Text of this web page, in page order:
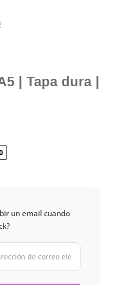
| Tapa dura |
un email cuando